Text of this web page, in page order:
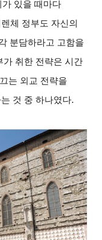
가 있을 때마다
체 정부도 자신의
분담하라고 고함을
가 취한 전략은 시간
는 외교 전략을
것 중 하나였다.